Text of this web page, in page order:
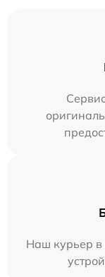
Наш курьер в